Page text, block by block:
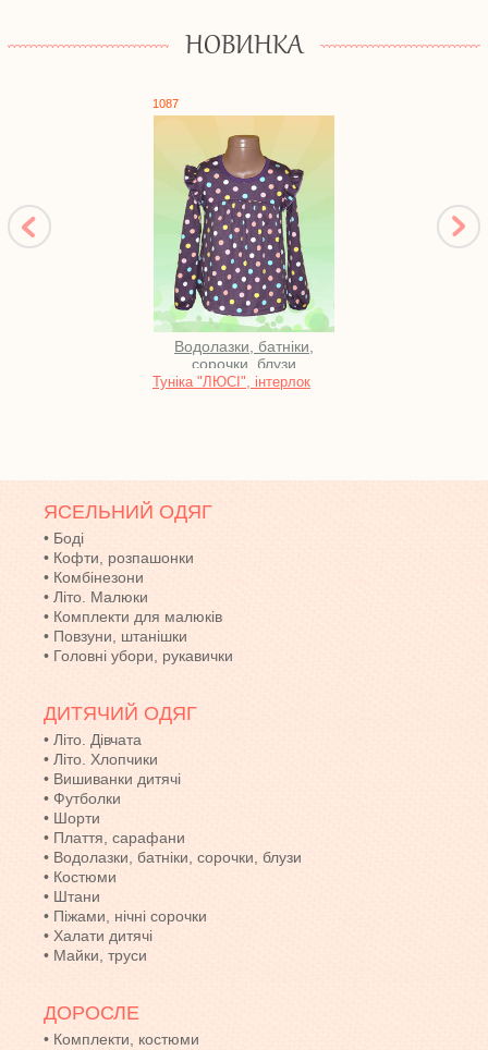
НОВИНКА
1087
Водолазки, батніки,
сорочки, блузи
Туніка "ЛЮСІ", інтерлок
ЯСЕЛЬНИЙ ОДЯГ
• Боді
• Кофти, розпашонки
• Комбінезони
• Літо. Малюки
• Комплекти для малюків
• Повзуни, штанішки
• Головні убори, рукавички
ДИТЯЧИЙ ОДЯГ
• Літо. Дівчата
• Літо. Хлопчики
• Вишиванки дитячі
• Футболки
• Шорти
• Плаття, сарафани
• Водолазки, батніки, сорочки, блузи
• Костюми
• Штани
• Піжами, нічні сорочки
• Халати дитячі
• Майки, труси
ДОРОСЛЕ
• Комплекти, костюми